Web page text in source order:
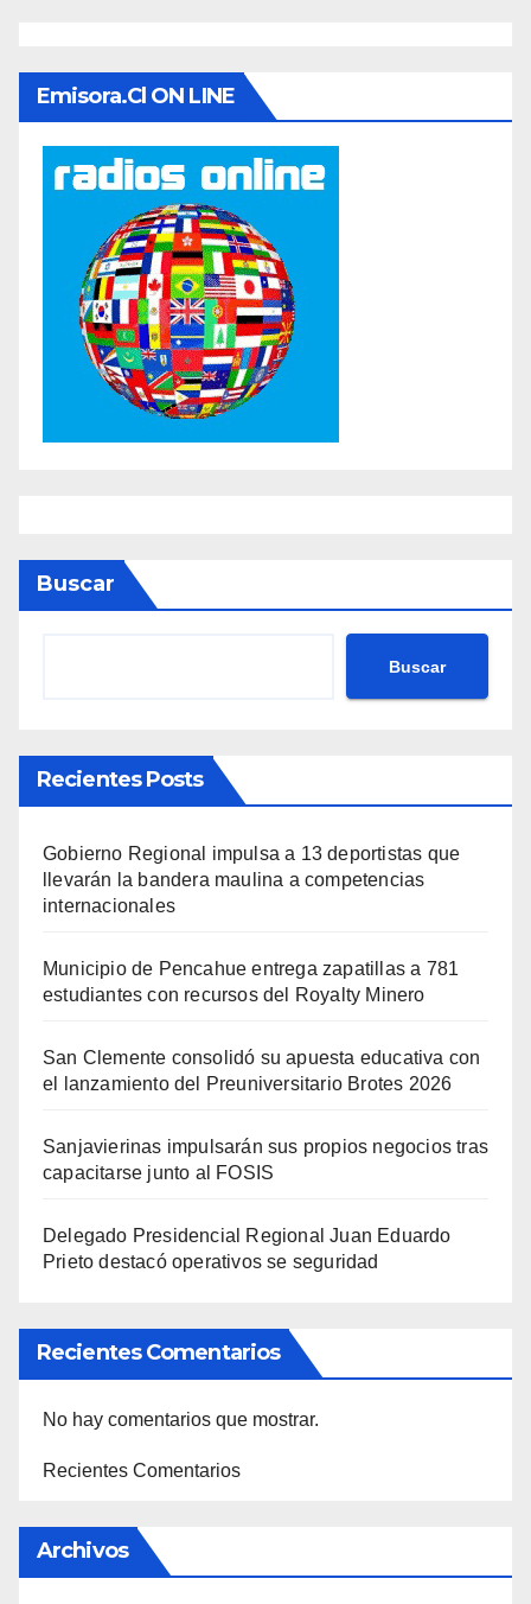
Emisora.cl ON LINE
Buscar
Buscar
Recientes Posts
Gobierno Regional impulsa a 13 deportistas que
llevarán la bandera maulina a competencias
internacionales
Municipio de Pencahue entrega zapatillas a 781
estudiantes con recursos del Royalty Minero
San Clemente consolidó su apuesta educativa con
el lanzamiento del Preuniversitario Brotes 2026
Sanjavierinas impulsarán sus propios negocios tras
capacitarse junto al FOSIS
Delegado Presidencial Regional Juan Eduardo
Prieto destacó operativos se seguridad
Recientes Comentarios
No hay comentarios que mostrar.
Recientes Comentarios
Archivos